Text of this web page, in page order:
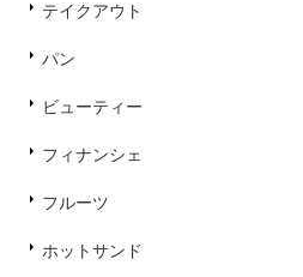
テイクアウト
パン
ビューティー
フィナンシェ
フルーツ
ホットサンド